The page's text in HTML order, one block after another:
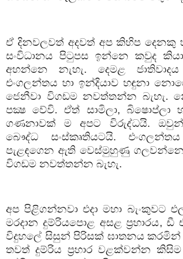
ඒ දිනවලවත් අදවත් අප කිහිප
සංවිධානය පිටුපස ඉන්නෙ කවුද
අහන්නෙ නැහැ. දෙමළ
එංගලන්තය හා ඉන්දියාව හඳුනා
ජෙනීවා විගඩම නවත්තන්න බැහැ.
පක්‍ෂ වේවි. ඒත් සාමිලා, බිෂොප්ලා
ගණනාවක් ම අපට විරුද්ධයි.
බෞද්ධ සංස්කෘතියටයි.
පැළඳගෙන ඇති වෙස්මුහුණු
විගඩම නවත්තන්න බැහැ.
අප පිළිගන්නවා එදා මහා බැංකුවට
මරදාන දුම්රියපොළ අසළ ප්‍රහාරය,ඩී
විදුහලේ සිසුන් පිරිසක් ඝාතනය කරමින්
තවත් දුම්රිය ප්‍රහාර වළක්වන්න